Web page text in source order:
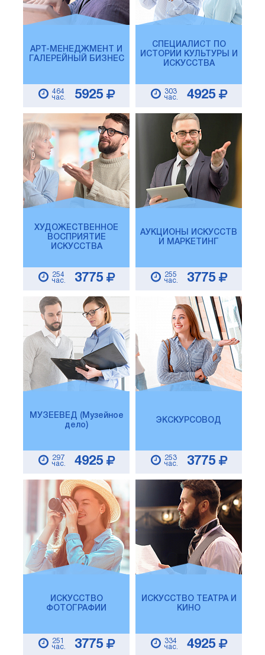
АРТ-МЕНЕДЖМЕНТ И
ГАЛЕРЕЙНЫЙ БИЗНЕС
464
час.
5925
СПЕЦИАЛИСТ ПО
ИСТОРИИ КУЛЬТУРЫ И
ИСКУССТВА
303
час.
4925
ХУДОЖЕСТВЕННОЕ
ВОСПРИЯТИЕ
ИСКУССТВА
254
час.
3775
АУКЦИОНЫ ИСКУССТВ
И МАРКЕТИНГ
255
час.
3775
МУЗЕЕВЕД (Музейное
дело)
297
час.
4925
ЭКСКУРСОВОД
253
час.
3775
ИСКУССТВО
ФОТОГРАФИИ
251
час.
3775
ИСКУССТВО ТЕАТРА И
КИНО
334
час.
4925